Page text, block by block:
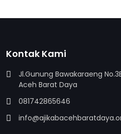
Kontak Kami
Jl.Gunung Bawakaraeng
Aceh Barat Daya
081742865646